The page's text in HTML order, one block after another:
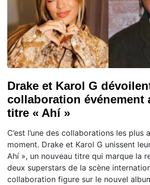
Drake et Karol G
collaboration événement
titre « Ahí »
C’est l’une des collaborations les plus
moment. Drake et Karol G unissent
Ahí », un nouveau titre qui marque la
deux superstars de la scène
collaboration figure sur le nouvel